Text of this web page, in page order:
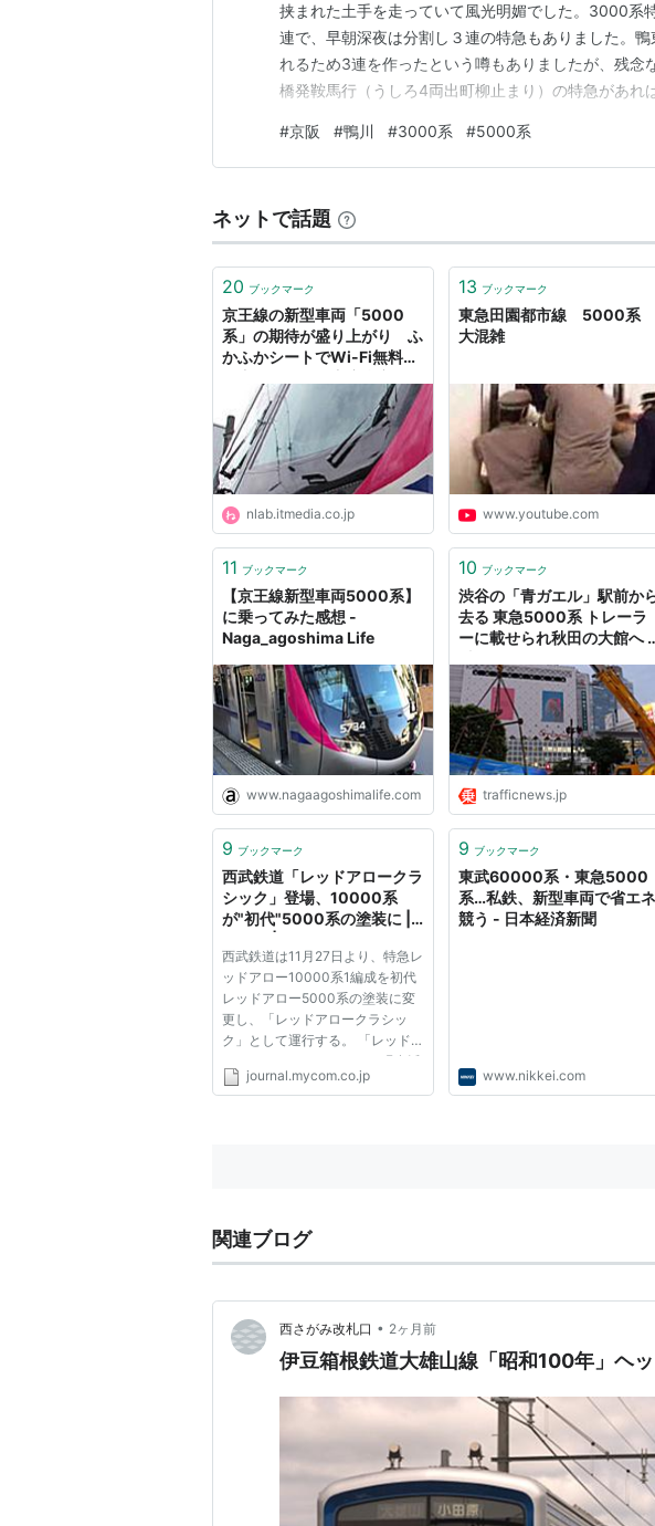
挟まれた土手を走っていて風光明媚でした。3000系
連で、早朝深夜は分割し３連の特急もありました。
れるため3連を作ったという噂もありましたが、残念
橋発鞍馬行（うしろ4両出町柳止まり）の特急があれ
下線開通記念マークを付けた3000系 地下化直後の三
#京阪 #鴨川 #3000系 #5000系
ネットで話題
20 ブックマーク
京王線の新型車両「5000
系」の期待が盛り上がり ふ
かふかシートでWi-Fi無料
車」2018年春導入（1/2） |
ねとらぼ
nlab.itmedia.co.jp
13 ブックマーク
東急田園都市線 5000系
大混雑
www.youtube.com
11 ブックマーク
【京王線新型車両5000系】
に乗ってみた感想 -
Naga_agoshima Life
www.nagaagoshimalife.com
10 ブックマーク
渋谷の「青ガエル」駅前か
去る 東急5000系 トレーラ
ーに載せられ秋田の大館へ |
trafficnews.jp
9 ブックマーク
西武鉄道「レッドアロークラ
シック」登場、10000系
が"初代"5000系の塗装に |
西武鉄道は11月27日より、特急レ
ッドアロー10000系1編成を初代
レッドアロー5000系の塗装に変
更し、「レッドアロークラシッ
ク」として運行する。 「レッド
アロークラシック」では、現在活
躍中の特急レッドアロー10000系
journal.mycom.co.jp
9 ブックマーク
東武60000系・東急5000
系…私鉄、新型車両で省エネ
競う - 日本経済新聞
www.nikkei.com
関連ブログ
西さがみ改札口 • 2ヶ月前
伊豆箱根鉄道大雄山線「昭和100年」ヘ